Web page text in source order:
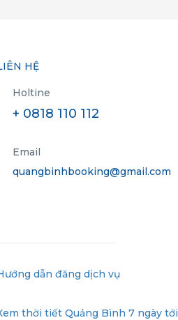
HỆ
Holtine
+ 0818 110 112
Email
quangbinhbooking@gmail.com
dẫn đăng dịch vụ
thời tiết Quảng Bình 7 ngày tới